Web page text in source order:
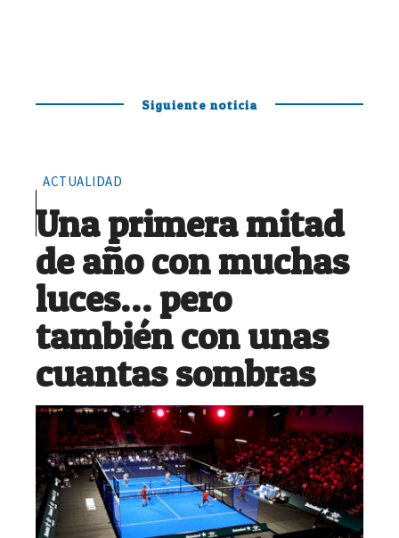
Siguiente noticia
ACTUALIDAD
Una primera mitad
de año con muchas
luces… pero
también con unas
cuantas sombras